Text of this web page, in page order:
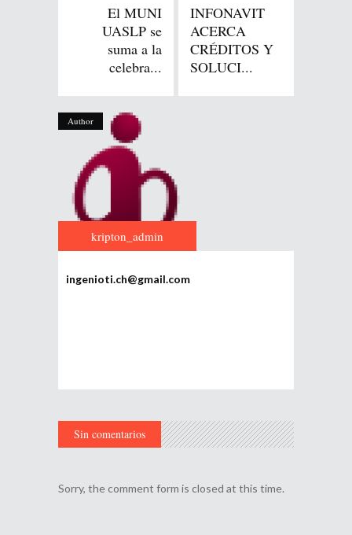
El MUNI
UASLP se
suma a la
celebra...
INFONAVIT
ACERCA
CRÉDITOS Y
SOLUCI...
Author
kripton_admin
ingenioti.ch@gmail.com
Sin comentarios
Sorry, the comment form is closed at this time.